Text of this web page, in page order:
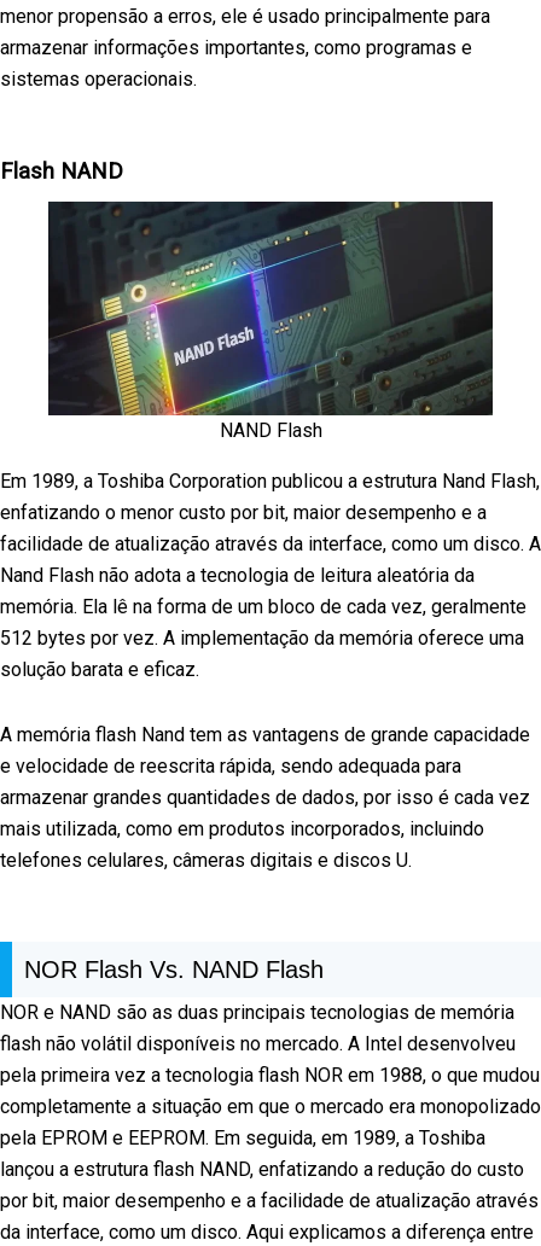
menor propensão a erros, ele é usado principalmente para
armazenar informações importantes, como programas e
sistemas operacionais.
Flash NAND
NAND Flash
Em 1989, a Toshiba Corporation publicou a estrutura Nand Flash,
enfatizando o menor custo por bit, maior desempenho e a
facilidade de atualização através da interface, como um disco. A
Nand Flash não adota a tecnologia de leitura aleatória da
memória. Ela lê na forma de um bloco de cada vez, geralmente
512 bytes por vez. A implementação da memória oferece uma
solução barata e eficaz.
A memória flash Nand tem as vantagens de grande capacidade
e velocidade de reescrita rápida, sendo adequada para
armazenar grandes quantidades de dados, por isso é cada vez
mais utilizada, como em produtos incorporados, incluindo
telefones celulares, câmeras digitais e discos U.
NOR Flash Vs. NAND Flash
NOR e NAND são as duas principais tecnologias de memória
flash não volátil disponíveis no mercado. A Intel desenvolveu
pela primeira vez a tecnologia flash NOR em 1988, o que mudou
completamente a situação em que o mercado era monopolizado
pela EPROM e EEPROM. Em seguida, em 1989, a Toshiba
lançou a estrutura flash NAND, enfatizando a redução do custo
por bit, maior desempenho e a facilidade de atualização através
da interface, como um disco. Aqui explicamos a diferença entre